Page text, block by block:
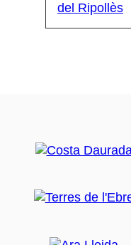
del Ripollès